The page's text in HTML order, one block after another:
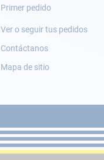
Primer pedido
Ver o seguir tus pedidos
Contáctanos
Mapa de sitio